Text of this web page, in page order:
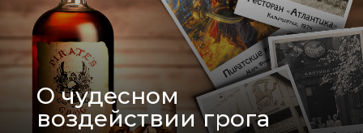
О чудесном
воздействии грога